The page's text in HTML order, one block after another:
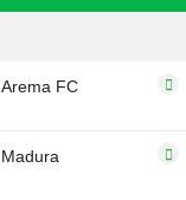
Arema FC
Madura